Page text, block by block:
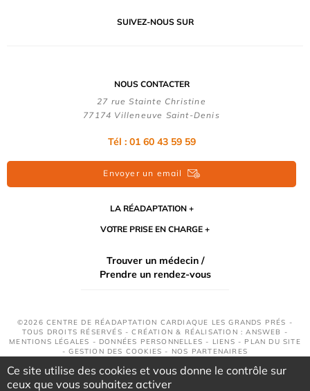
SUIVEZ-NOUS SUR
NOUS CONTACTER
27 rue Stainte Christine
77174 Villeneuve Saint-Denis
Tél : 01 60 43 59 59
Envoyer un email
LA RÉADAPTATION
VOTRE PRISE EN CHARGE
Trouver un médecin /
Prendre un rendez-vous
©2026 CENTRE DE RÉADAPTATION CARDIAQUE LES GRANDS PRÉS -
TOUS DROITS RÉSERVÉS - CRÉATION & RÉALISATION : ANSWEB -
MENTIONS LÉGALES - DONNÉES PERSONNELLES - LIENS - PLAN DU SITE
-GESTION DES COOKIES - NOS PARTENAIRES
Ce site utilise des cookies et vous donne le contrôle sur
ceux que vous souhaitez activer